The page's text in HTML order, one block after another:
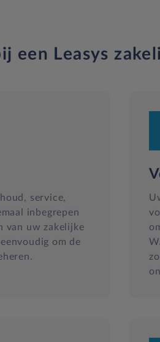
een Leasys
service,
inbegrepen
van uw zakelijke
om de